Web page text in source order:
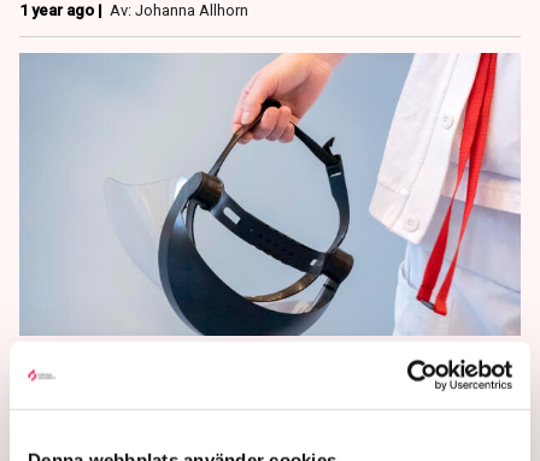
1 year ago | Av: Johanna Allhorn
Efter covid – lager med
skyddsutrustning stärks